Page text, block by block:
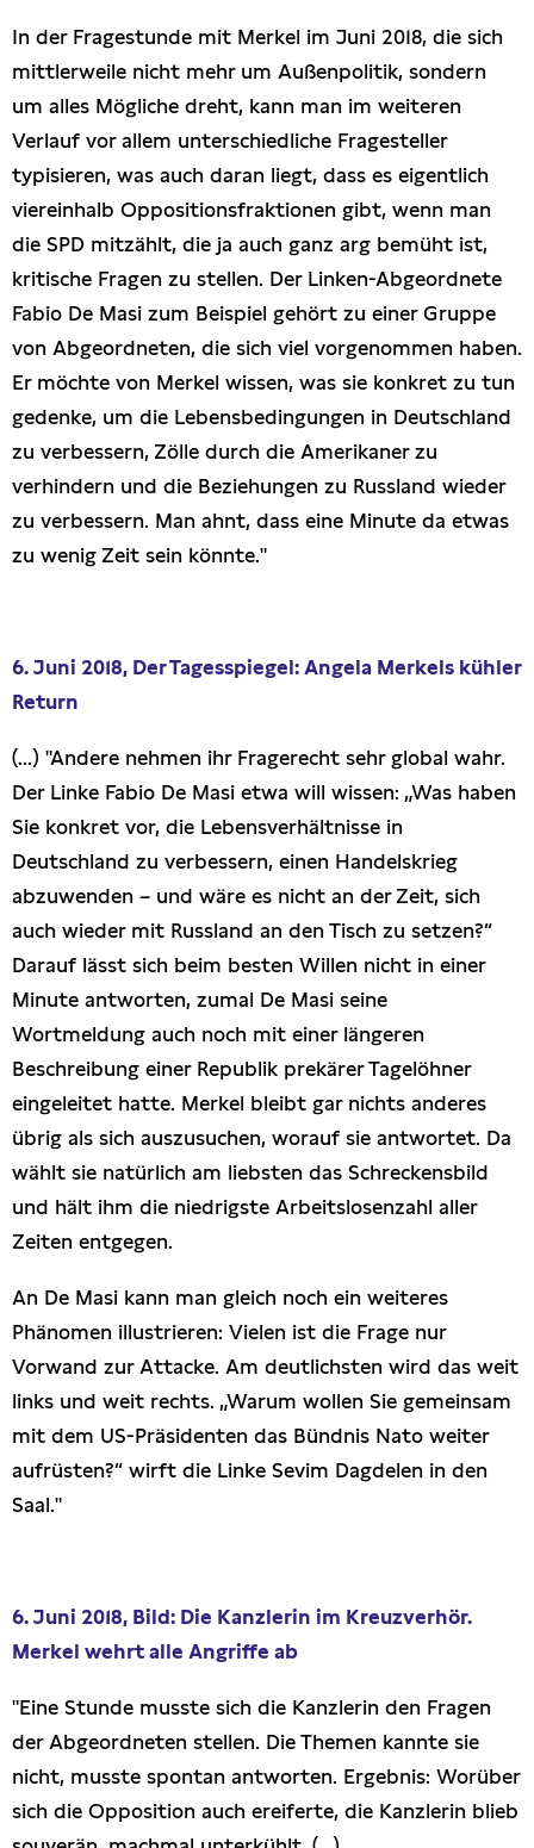
In der Fragestunde mit Merkel im Juni 2018, die sich
mittlerweile nicht mehr um Außenpolitik, sondern
um alles Mögliche dreht, kann man im weiteren
Verlauf vor allem unterschiedliche Fragesteller
typisieren, was auch daran liegt, dass es eigentlich
viereinhalb Oppositionsfraktionen gibt, wenn man
die SPD mitzählt, die ja auch ganz arg bemüht ist,
kritische Fragen zu stellen. Der Linken-Abgeordnete
Fabio De Masi zum Beispiel gehört zu einer Gruppe
von Abgeordneten, die sich viel vorgenommen haben.
Er möchte von Merkel wissen, was sie konkret zu tun
gedenke, um die Lebensbedingungen in Deutschland
zu verbessern, Zölle durch die Amerikaner zu
verhindern und die Beziehungen zu Russland wieder
zu verbessern. Man ahnt, dass eine Minute da etwas
zu wenig Zeit sein könnte."
6. Juni 2018, Der Tagesspiegel: Angela Merkels kühler
Return
(...) "Andere nehmen ihr Fragerecht sehr global wahr.
Der Linke Fabio De Masi etwa will wissen: „Was haben
Sie konkret vor, die Lebensverhältnisse in
Deutschland zu verbessern, einen Handelskrieg
abzuwenden – und wäre es nicht an der Zeit, sich
auch wieder mit Russland an den Tisch zu setzen?“
Darauf lässt sich beim besten Willen nicht in einer
Minute antworten, zumal De Masi seine
Wortmeldung auch noch mit einer längeren
Beschreibung einer Republik prekärer Tagelöhner
eingeleitet hatte. Merkel bleibt gar nichts anderes
übrig als sich auszusuchen, worauf sie antwortet. Da
wählt sie natürlich am liebsten das Schreckensbild
und hält ihm die niedrigste Arbeitslosenzahl aller
Zeiten entgegen.
An De Masi kann man gleich noch ein weiteres
Phänomen illustrieren: Vielen ist die Frage nur
Vorwand zur Attacke. Am deutlichsten wird das weit
links und weit rechts. „Warum wollen Sie gemeinsam
mit dem US-Präsidenten das Bündnis Nato weiter
aufrüsten?“ wirft die Linke Sevim Dagdelen in den
Saal."
6. Juni 2018, Bild: Die Kanzlerin im Kreuzverhör.
Merkel wehrt alle Angriffe ab
"Eine Stunde musste sich die Kanzlerin den Fragen
der Abgeordneten stellen. Die Themen kannte sie
nicht, musste spontan antworten. Ergebnis: Worüber
sich die Opposition auch ereiferte, die Kanzlerin blieb